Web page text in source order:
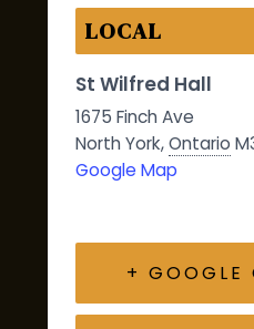
LOCAL
St Wilfred Hall
1675 Finch Ave
North York, Ontario
Google Map
+ GOOGLE